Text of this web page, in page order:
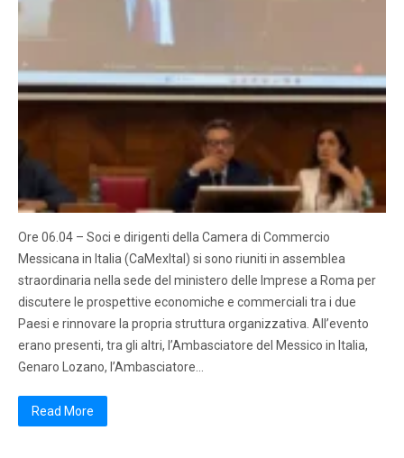
Ore 06.04 – Soci e dirigenti della Camera di Commercio
Messicana in Italia (CaMexItal) si sono riuniti in assemblea
straordinaria nella sede del ministero delle Imprese a Roma per
discutere le prospettive economiche e commerciali tra i due
Paesi e rinnovare la propria struttura organizzativa. All’evento
erano presenti, tra gli altri, l’Ambasciatore del Messico in Italia,
Genaro Lozano, l’Ambasciatore…
Read More